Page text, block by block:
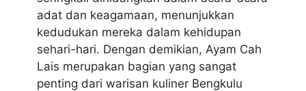
adat dan keagamaan, menunjukkan
kedudukan mereka dalam kehidupan
sehari-hari. Dengan demikian, Ayam Cah
Lais merupakan bagian yang sangat
penting dari warisan kuliner Bengkulu